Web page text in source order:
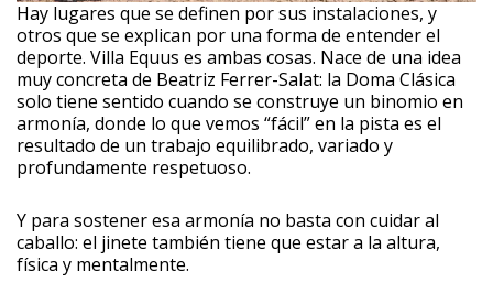
Hay lugares que se definen por sus instalaciones, y
otros que se explican por una forma de entender el
deporte. Villa Equus es ambas cosas. Nace de una idea
muy concreta de Beatriz Ferrer-Salat: la Doma Clásica
solo tiene sentido cuando se construye un binomio en
armonía, donde lo que vemos “fácil” en la pista es el
resultado de un trabajo equilibrado, variado y
profundamente respetuoso.
Y para sostener esa armonía no basta con cuidar al
caballo: el jinete también tiene que estar a la altura,
física y mentalmente.